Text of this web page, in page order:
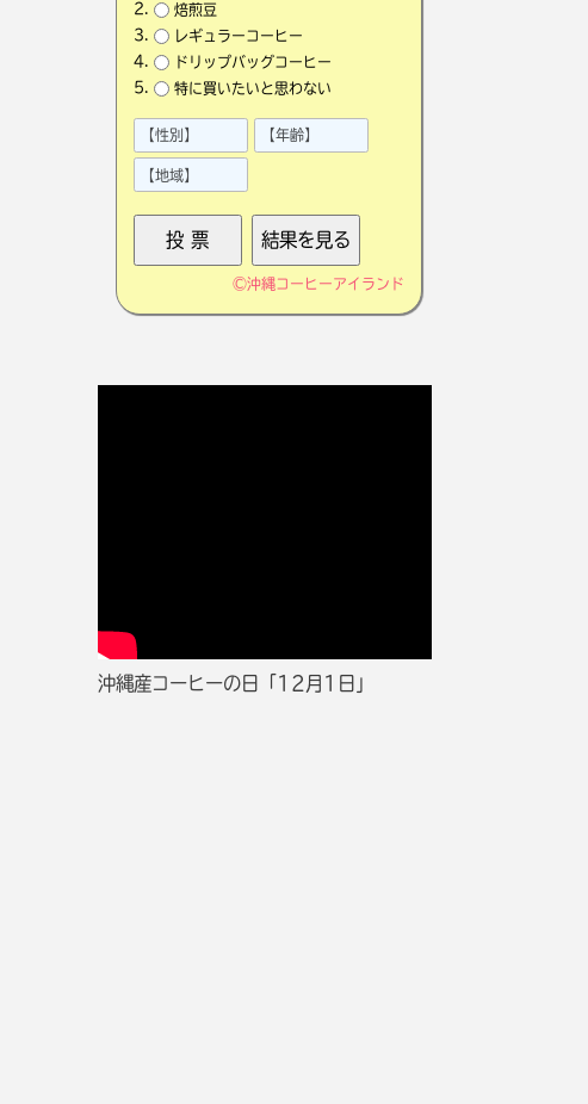
焙煎豆
レギュラーコーヒー
ドリップバッグコーヒー
特に買いたいと思わない
©沖縄コーヒーアイランド
沖縄産コーヒーの日「12月1日」